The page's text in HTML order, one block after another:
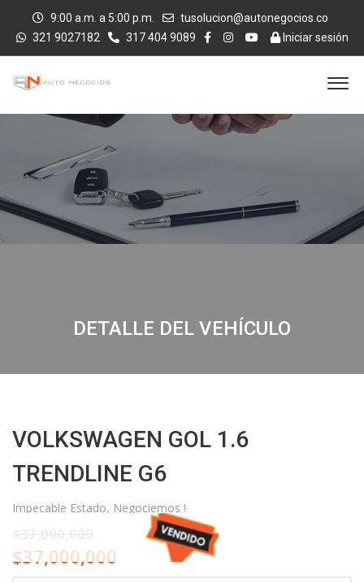
9:00 a.m. a 5:00 p.m.
tusolucion@autonegocios.co
321 9027182
317 404 9089 Iniciar sesión
DETALLE DEL VEHÍCULO
VOLKSWAGEN GOL 1.6
TRENDLINE G6
Impecable Estado, Negociemos !
$37,000,000